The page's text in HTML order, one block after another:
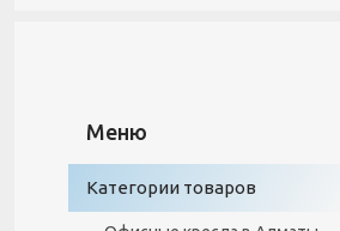
Категории товаров